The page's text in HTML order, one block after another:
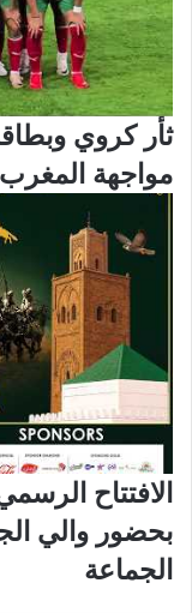
ثأر كروي
مواجهة
الافتتاح
بحضور والي
الجماعة